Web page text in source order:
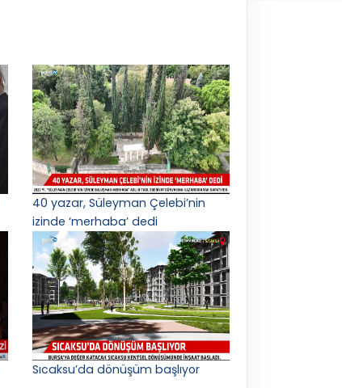
40 yazar, Süleyman Çelebi’nin
izinde ‘merhaba’ dedi
Sıcaksu’da dönüşüm başlıyor